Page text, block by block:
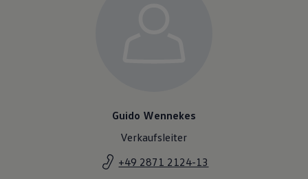
Guido Wennekes
Verkaufsleiter
+49 2871 2124-13